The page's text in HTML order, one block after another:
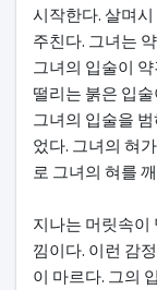
시작한다. 살며
주친다. 그녀는
그녀의 입술이
떨리는 붉은 입
그녀의 입술을
었다. 그녀의 혀
로 그녀의 혀를
지나는 머릿속이
낌이다. 이런 감
이 마르다. 그의